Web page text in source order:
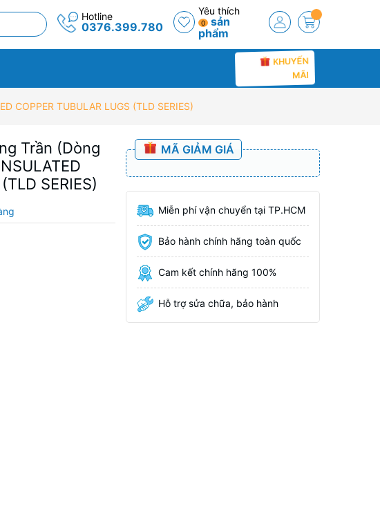
Hotline
0376.399.780
Yêu thích
0
sản
phẩm
KHUYẾN
MÃI
TUBULAR LUGS (TLD SERIES)
Trần (Dòng
SERIES)
MÃ GIẢM GIÁ
Miễn phí vận chuyển tại TP.HCM
Bảo hành chính hãng toàn quốc
Cam kết chính hãng 100%
Hỗ trợ sửa chữa, bảo hành